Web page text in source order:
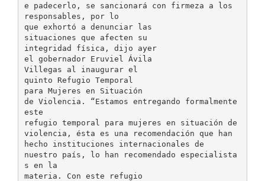
e padecerlo, se sancionará con firmeza a los
responsables, por lo
que exhortó a denunciar las
situaciones que afecten su
integridad física, dijo ayer
el gobernador Eruviel Ávila
Villegas al inaugurar el
quinto Refugio Temporal
para Mujeres en Situación
de Violencia. “Estamos entregando formalmente
este
refugio temporal para mujeres en situación de
violencia, ésta es una recomendación que han
hecho instituciones internacionales de
nuestro país, lo han recomendado especialista
s en la
materia. Con este refugio